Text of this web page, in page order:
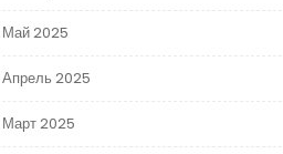
Май 2025
Апрель 2025
Март 2025